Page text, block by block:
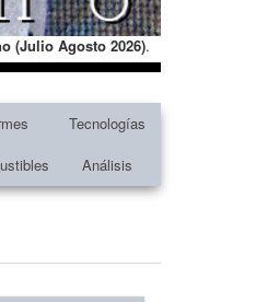
(Julio Agosto 2026).
Tecnologías
Análisis